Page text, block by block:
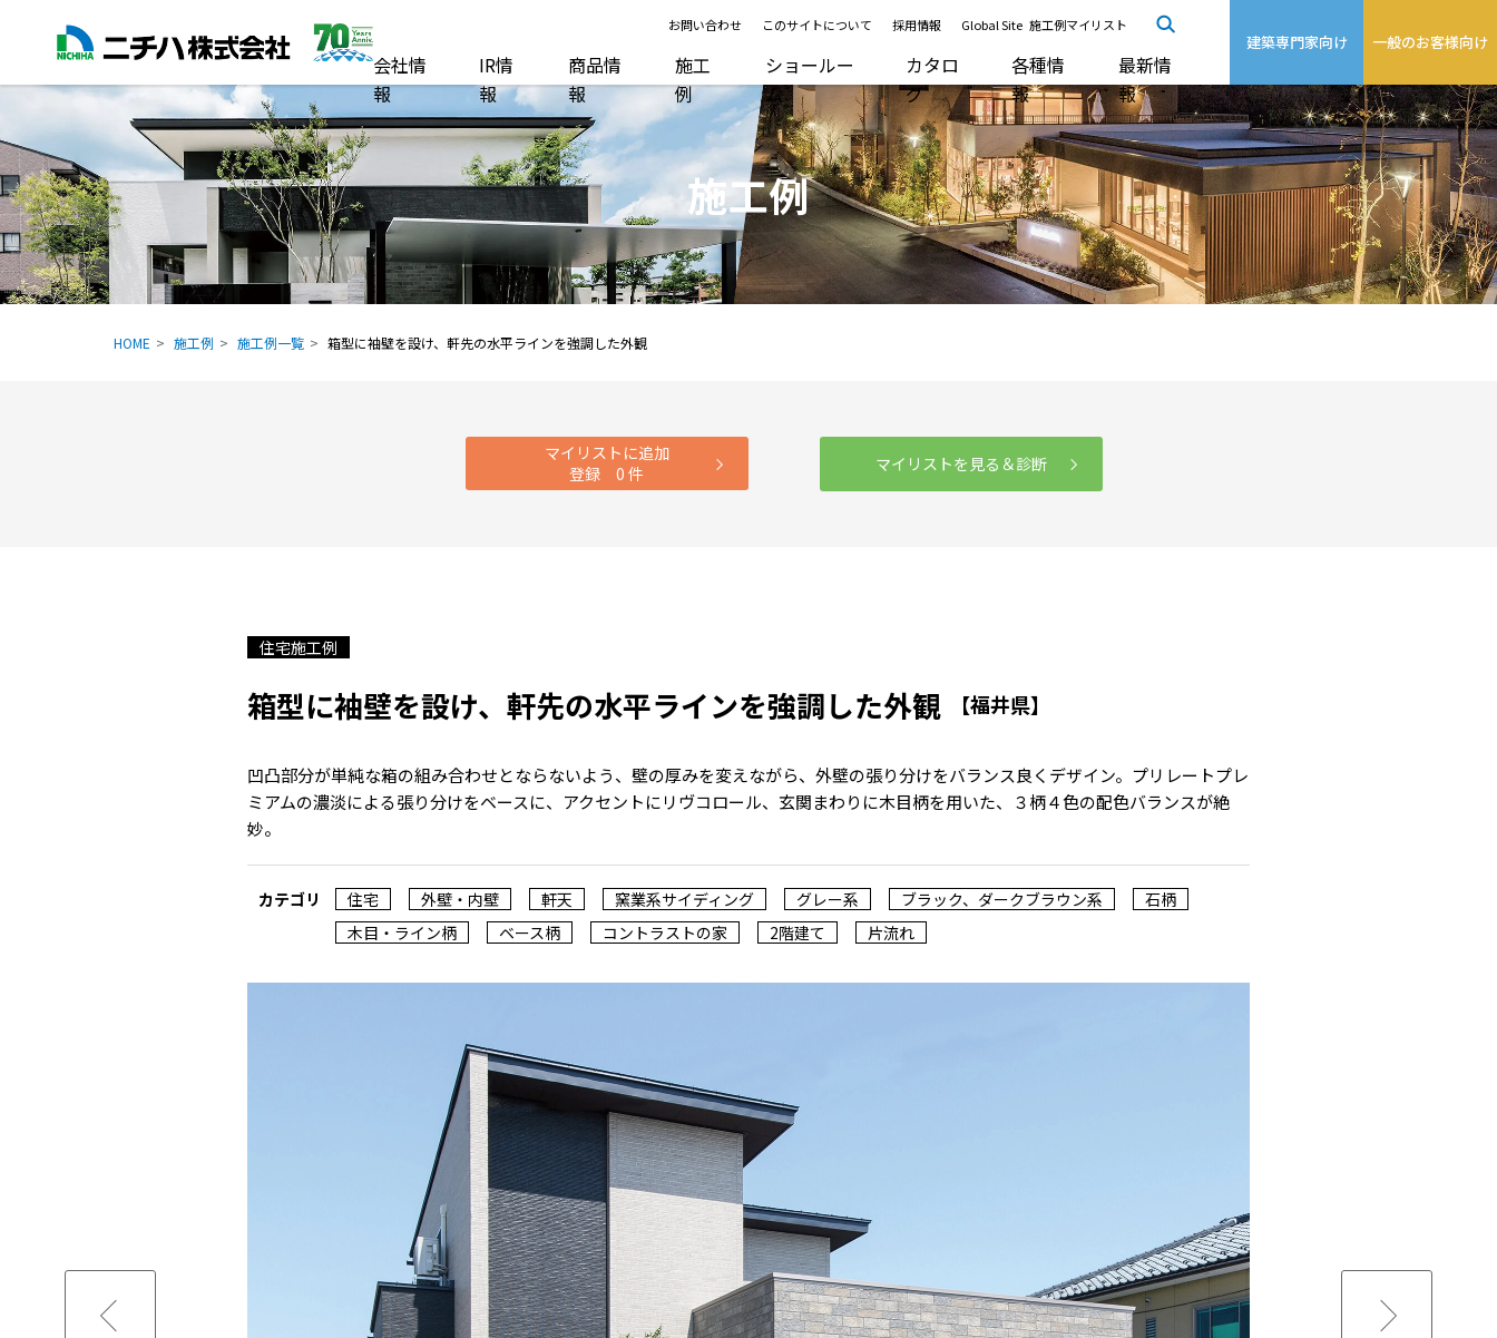
お問い合わせ このサイトについて 採用情報 Global Site 施工例マイリスト
会社情
報
IR情
報
商品情
報
施工
例
ショールー
ム
カタロ
グ
各種情
報
最新情
報
建築専門家向け 一般のお客様向け
施工例
HOME 施工例 施工例一覧 箱型に袖壁を設け、軒先の水平ラインを強調した外観
マイリストに追加
登録0 件 マイリストを見る＆診断
住宅施工例
箱型に袖壁を設け、軒先の水平ラインを強調した外観 【福井県】
凹凸部分が単純な箱の組み合わせとならないよう、壁の厚みを変えながら、外壁の張り分けをバランス良くデザイン。プリレートプレ
ミアムの濃淡による張り分けをベースに、アクセントにリヴコロール、玄関まわりに木目柄を用いた、３柄４色の配色バランスが絶
妙。
カテゴリ 住宅 外壁・内壁 軒天 窯業系サイディング グレー系 ブラック、ダークブラウン系
石柄
木目・ライン柄
ベース柄 コントラストの家 2階建て 片流れ